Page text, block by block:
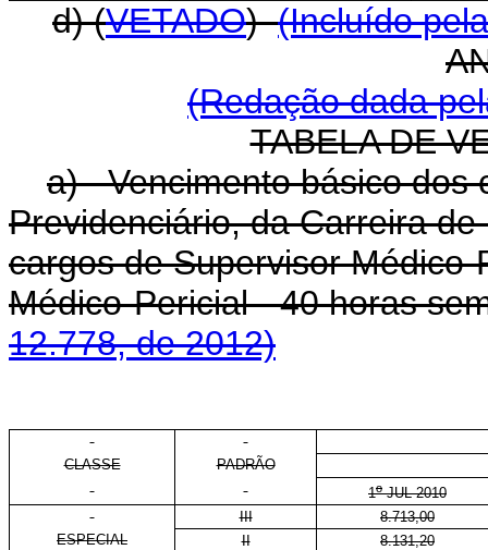
d) (VETADO) (Incluído
(Redação dada
TABELA DE
a) Vencimento básico dos
Previdenciário, da Carreira
cargos de Supervisor
Médico-Pericial - 40 horas
12.778, de 2012)
CLASSE
PADRÃO
1oJUL 2010
III
8.713,00
ESPECIAL
II
8.131,20